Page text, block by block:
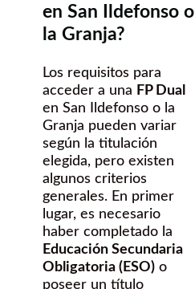
en San Ildefonso o
la Granja?
Los requisitos para
acceder a una FP Dual
en San Ildefonso o la
Granja pueden variar
según la titulación
elegida, pero existen
algunos criterios
generales. En primer
lugar, es necesario
haber completado la
Educación Secundaria
Obligatoria (ESO) o
poseer un título